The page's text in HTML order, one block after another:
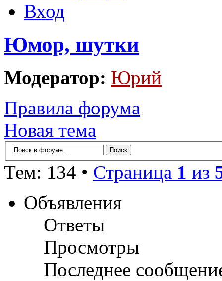
Вход
Юмор, шутки
Модератор: Юрий
Правила форума
Новая тема
Тем: 134 • Страница 1 из
Объявления
Ответы
Просмотры
Последнее